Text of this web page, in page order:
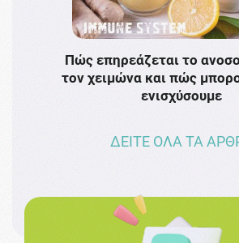
Πώς επηρεάζεται το
τον χειμώνα και πώς
ενισχύσουμε
ΔΕΙΤΕ ΟΛΑ ΤΑ